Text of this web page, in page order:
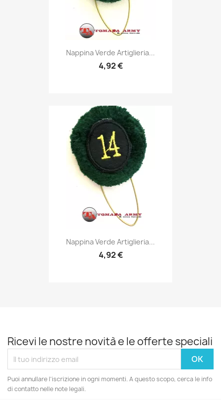
Anteprima
Nappina Verde Artiglieria...
4,92 €
Anteprima
Nappina Verde Artiglieria...
4,92 €
Ricevi le nostre novità e le offerte speciali
Puoi annullare l'iscrizione in ogni momenti. A questo scopo, cerca le info
di contatto nelle note legali.